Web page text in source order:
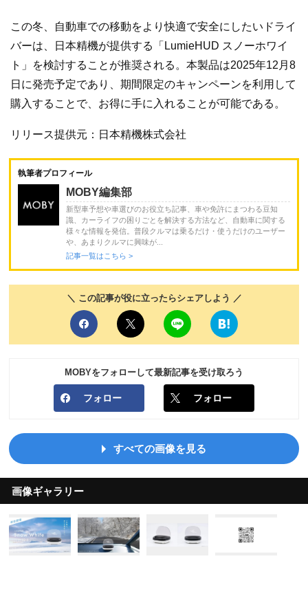
この冬、自動車での移動をより快適で安全にしたいドライ
バーは、日本精機が提供する「LumieHUD スノーホワイ
ト」を検討することが推奨される。本製品は2025年12月8
日に発売予定であり、期間限定のキャンペーンを利用して
購入することで、お得に手に入れることが可能である。
リリース提供元：日本精機株式会社
執筆者プロフィール
MOBY編集部
新型車予想や車選びのお役立ち記事、車や免許にまつわる豆知
識、カーライフの困りごとを解決する方法など、自動車に関する
様々な情報を発信。普段クルマは乗るだけ・使うだけのユーザー
や、あまりクルマに興味が...
記事一覧はこちら >
＼ この記事が役に立ったらシェアしよう ／
MOBYをフォローして最新記事を受け取ろう
フォロー フォロー
すべての画像を見る
画像ギャラリー